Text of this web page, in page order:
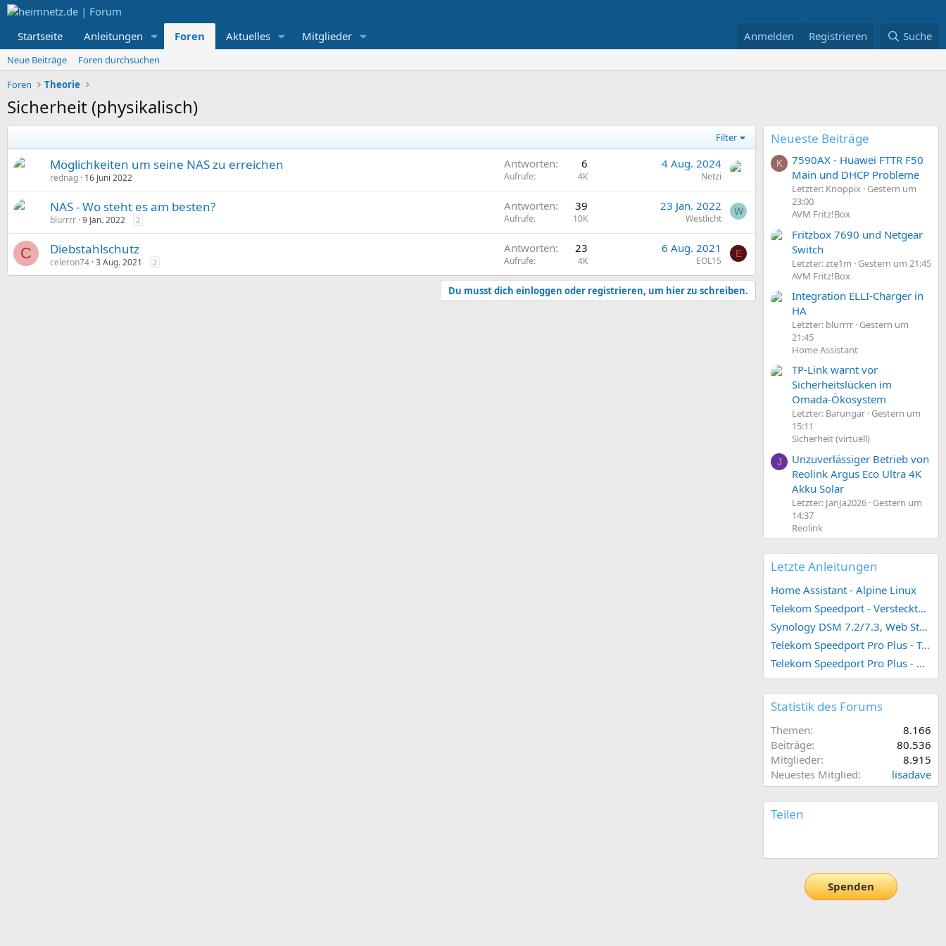
Startseite Anleitungen Foren Aktuelles Mitglieder Anmelden Registrieren Suche
Neue Beiträge
Foren durchsuchen
Foren
Theorie
Sicherheit (physikalisch)
Filter
Möglichkeiten um seine NAS zu erreichen
rednag 16 Juni 2022
Antworten 6
Aufrufe 4K
4 Aug. 2024
Netzi
NAS - Wo steht es am besten?
blurrrr 9 Jan. 2022 2
Antworten 39
Aufrufe 10K
23 Jan. 2022
Westlicht
W
C Diebstahlschutz
celeron74 3 Aug. 2021 2
Antworten 23
Aufrufe 4K
6 Aug. 2021
EOL15
E
Du musst dich einloggen oder registrieren, um hier zu schreiben.
Neueste Beiträge
K
7590AX - Huawei FTTR F50
Main und DHCP Probleme
Letzter: Knoppix Gestern um
23:00
AVM Fritz!Box
Fritzbox 7690 und Netgear
Switch
Letzter: zte1m
Gestern um 21:45
AVM Fritz!Box
Integration ELLI-Charger in
HA
Letzter: blurrrr Gestern um
21:45
Home Assistant
TP-Link warnt vor
Sicherheitslücken im
Omada-Ökosystem
Letzter: Barungar Gestern um
15:11
Sicherheit (virtuell)
J
Unzuverlässiger Betrieb von
Reolink Argus Eco Ultra 4K
Akku Solar
Letzter: JanJa2026 Gestern um
14:37
Reolink
Letzte Anleitungen
Home Assistant - Alpine Linux
Telekom Speedport - Versteckte Konfigurationen
Synology DSM 7.2/7.3, Web Station 4, Webdienst und Webportal erstellen (ehemals vHost)
Telekom Speedport Pro Plus - Telefonie einrichten
Telekom Speedport Pro Plus - Netzwerk einrichten
Statistik des Forums
Themen
8.166
Beiträge
80.536
Mitglieder
8.915
Neuestes Mitglied
lisadave
Teilen
Spenden